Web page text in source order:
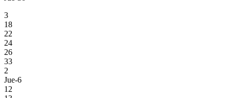
3
18
22
24
26
33
2
Jue-6
12